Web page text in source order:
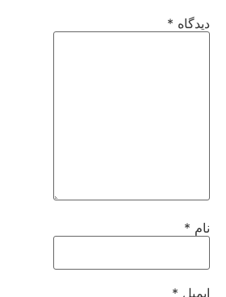
دیدگاه *
نام *
ایمیل *